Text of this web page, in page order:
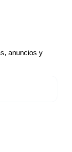
anuncios y